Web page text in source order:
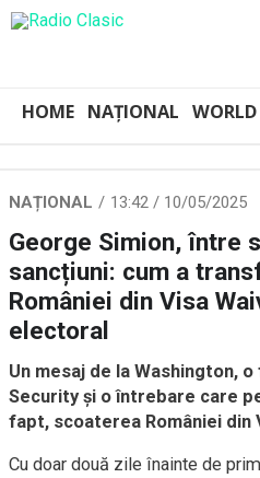
HOME NAȚIONAL WORLD
NAȚIONAL 13:42 / 10/05/2025
George Simion, între
sancțiuni: cum a
României din Visa
electoral
Un mesaj de la Washington,
Security și o întrebare care
fapt, scoaterea României din
Cu doar două zile înainte de